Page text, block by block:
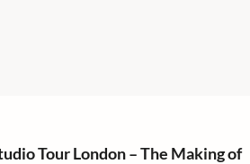
Tour London – The Making of